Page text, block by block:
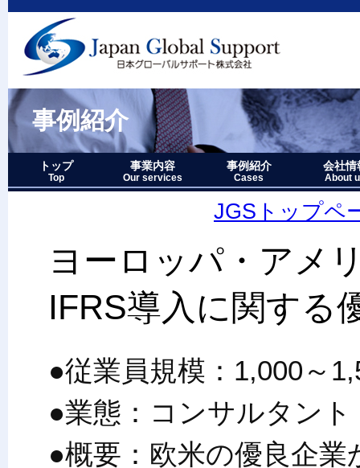
事例紹介
トップ
Top
事業内容
Our services
1.グローバルサポート
3.マーケティングサポート
事例紹介
Cases
事例紹介－全件表示
アジア・オセアニア地域
北中南米地域
ヨーロッパ地域
中近東・アフリカ地域
その他複合地域
会社情
About
会社情報
アクセス
沿革
企業理念
代表者略歴
経営七か条
当社のロ
JGSトップペ
ヨーロッパ・アメ
IFRS導入に関する
●従業員規模：1,000～
●業態：コンサルタント
●概要：欧米の優良企